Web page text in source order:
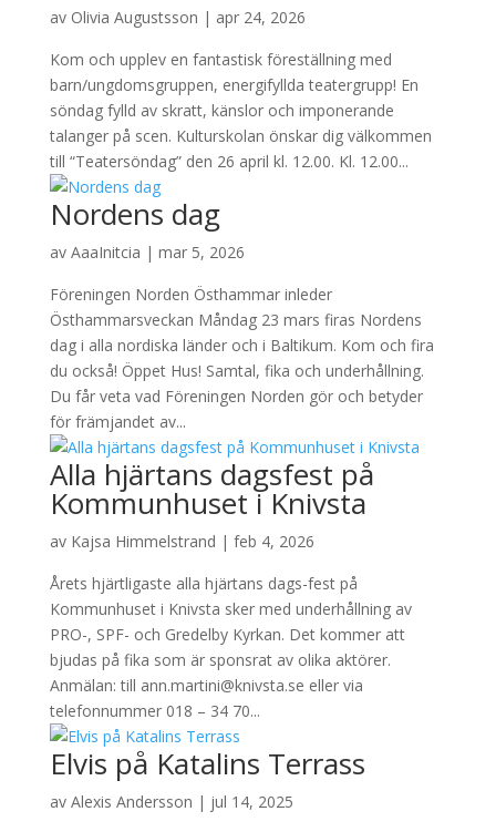
av Olivia Augustsson | apr 24, 2026
Kom och upplev en fantastisk föreställning med
barn/ungdomsgruppen, energifyllda teatergrupp! En
söndag fylld av skratt, känslor och imponerande
talanger på scen. Kulturskolan önskar dig välkommen
till “Teatersöndag” den 26 april kl. 12.00. Kl. 12.00...
Nordens dag
av AaaInitcia | mar 5, 2026
Föreningen Norden Östhammar inleder
Östhammarsveckan Måndag 23 mars firas Nordens
dag i alla nordiska länder och i Baltikum. Kom och fira
du också! Öppet Hus! Samtal, fika och underhållning.
Du får veta vad Föreningen Norden gör och betyder
för främjandet av...
Alla hjärtans dagsfest på
Kommunhuset i Knivsta
av Kajsa Himmelstrand | feb 4, 2026
Årets hjärtligaste alla hjärtans dags-fest på
Kommunhuset i Knivsta sker med underhållning av
PRO-, SPF- och Gredelby Kyrkan. Det kommer att
bjudas på fika som är sponsrat av olika aktörer.
Anmälan: till ann.martini@knivsta.se eller via
telefonnummer 018 – 34 70...
Elvis på Katalins Terrass
av Alexis Andersson | jul 14, 2025